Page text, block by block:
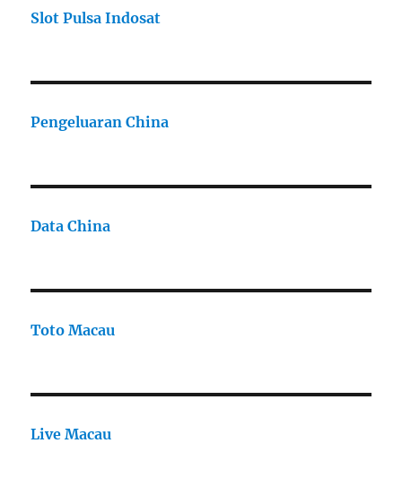
Slot Pulsa Indosat
Pengeluaran China
Data China
Toto Macau
Live Macau